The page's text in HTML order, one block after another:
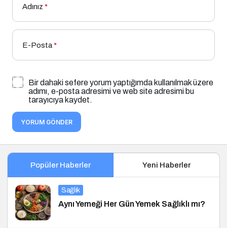
Adınız *
E-Posta*
Bir dahaki sefere yorum yaptığımda kullanılmak üzere
adımı, e-posta adresimi ve web site adresimi bu
tarayıcıya kaydet.
YORUM GÖNDER
Popüler Haberler Yeni Haberler
Sağlık
Aynı Yemeği Her Gün Yemek Sağlıklı mı?